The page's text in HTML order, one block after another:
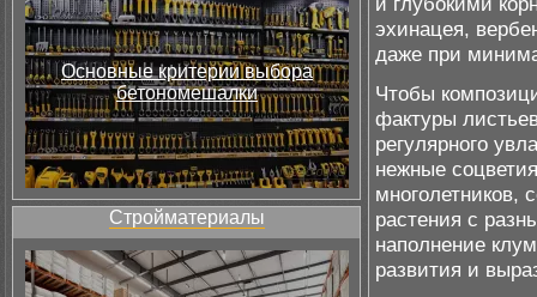
Основные критерии выбора
бетономешалки
Стройматериалы
эхинацея,
даже при
Чтобы
фактуры
регулярного
нежные
многолетников,
растения с
наполнение
развития и